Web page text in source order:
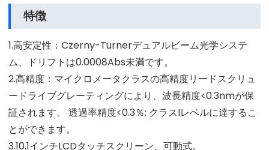
特徴
1.高安定性：Czerny-Turnerデュアルビーム光学システ
ム、ドリフトは0.0008Abs未満です。
2.高精度：マイクロメータクラスの高精度リードスクリュ
ードライブグレーティングにより、波長精度<0.3nmが保
証されます。 透過率精度<0.3％; クラスIレベルに達するこ
とができます。
3.10.1インチLCDタッチスクリーン、可動式。